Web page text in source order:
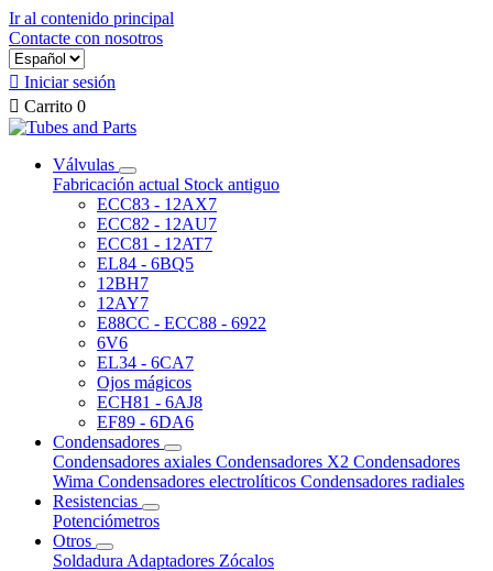
Ir al contenido principal
Contacte con nosotros
 Iniciar sesión
 Carrito 0
Válvulas
Fabricación actual Stock antiguo
ECC83 - 12AX7
ECC82 - 12AU7
ECC81 - 12AT7
EL84 - 6BQ5
12BH7
12AY7
E88CC - ECC88 - 6922
6V6
EL34 - 6CA7
Ojos mágicos
ECH81 - 6AJ8
EF89 - 6DA6
Condensadores
Condensadores axiales Condensadores X2 Condensadores
Wima Condensadores electrolíticos Condensadores radiales
Resistencias
Potenciómetros
Otros
Soldadura Adaptadores Zócalos